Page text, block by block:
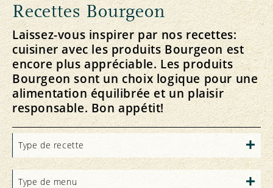
Recettes Bourgeon
Laissez-vous inspirer par nos recettes:
cuisiner avec les produits Bourgeon est
encore plus appréciable. Les produits
Bourgeon sont un choix logique pour une
alimentation équilibrée et un plaisir
responsable. Bon appétit!
Type de recette
Type de menu